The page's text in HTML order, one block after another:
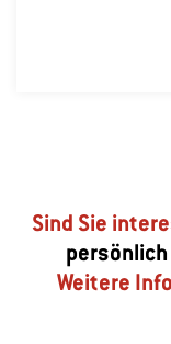
Sind Sie
Weitere